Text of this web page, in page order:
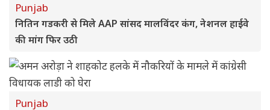
Punjab
नितिन गडकरी से मिले AAP सांसद मालविंदर कंग, नेशनल हाईवे
की मांग फिर उठी
Punjab